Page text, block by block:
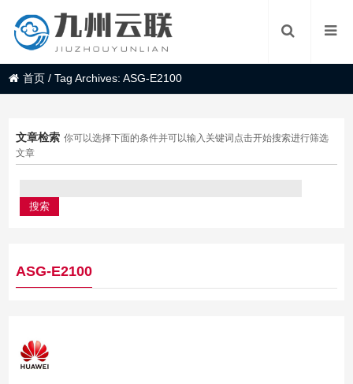
首页 /Tag Archives: ASG-E2100
文章检索 你可以选择下面的条件并可以输入关键词点击开始搜索进行筛选
文章
ASG-E2100